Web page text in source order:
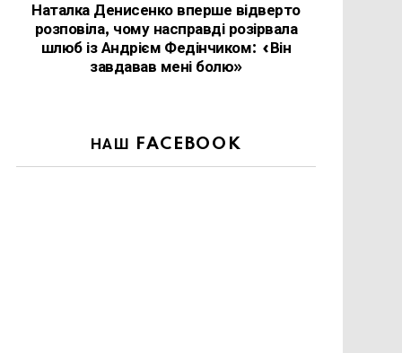
Наталка Денисенко вперше відверто
розповіла, чому насправді розірвала
шлюб із Андрієм Федінчиком: «Він
завдавав мені болю»
НАШ FACEBOOK